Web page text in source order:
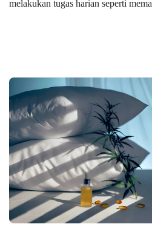
melakukan tugas harian seperti